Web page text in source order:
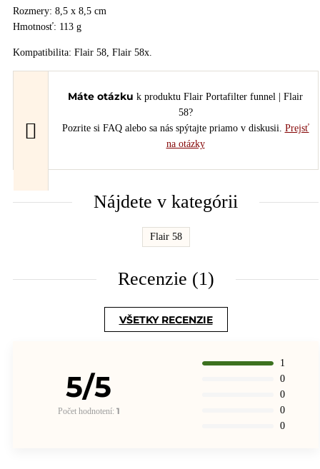
Rozmery: 8,5 x 8,5 cm
Hmotnosť: 113 g
Kompatibilita: Flair 58, Flair 58x.
Máte otázku k produktu Flair Portafilter funnel | Flair
58?
Pozrite si FAQ alebo sa nás spýtajte priamo v diskusii. Prejsť
na otázky
Nájdete v kategórii
Flair 58
Recenzie (1)
VŠETKY RECENZIE
5/5
Počet hodnotení: 1
1
0
0
0
0